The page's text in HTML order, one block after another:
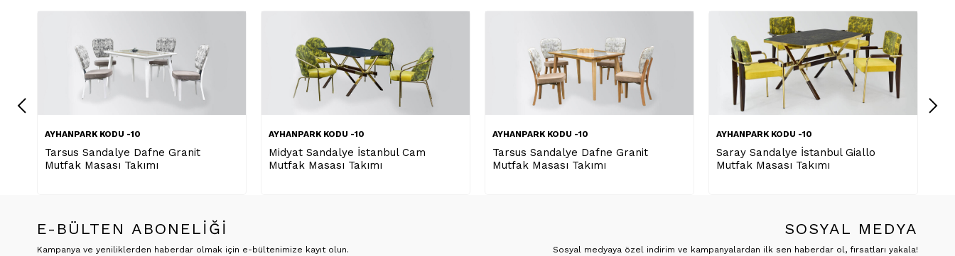
AYHANPARK KODU -10
Midyat Sandalye İstanbul Cam
Mutfak Masası Takımı
AYHANPARK KODU -10
Tarsus Sandalye Dafne Granit
Mutfak Masası Takımı
AYHANPARK KODU -10
Saray Sandalye İstanbul Giallo
Mutfak Masası Takımı
Yeni
AYHANPARK KODU -48
YENİSEY MS 430 MASA ES 430
SİYAH
E-BÜLTEN ABONELİĞİ
Kampanya ve yeniliklerden haberdar olmak için e-bültenimize kayıt olun.
SOSYAL MEDYA
Sosyal medyaya özel indirim ve kampanyalardan ilk sen haberdar ol, fırsatları yakala!